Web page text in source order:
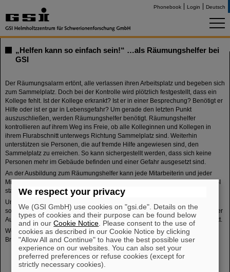
Phonebook Login Deutsch
„Helfen kann so einfach sein!“ …als Räumungshelfer bei
GSI
Der Räumungsalarm ertönt, alle verlassen ihren Arbeitsplatz und begeben sich
zum Sammelplatz. Doch bei der Kontrolle wird plötzlich festgestellt, dass ein
Kollege fehlt. Ist der Kollege erkrankt? Ist er in einer Besprechung? Benötigt er
Hilfe oder ist er gar in Lebensgefahr? Um gerade den letzten Punkt
auszuschließen, werden Räumungshelfer benötigt. Räumungshelfer
kontrollieren auf ihrem Weg ins Freie, ob alle Kolleginnen und Kollegen in
ihrem Flurabschnitt unterwegs Richtung Sammelplatz sind. Weiterhin
unterstützen sie Personen, die auf fremde Hilfe angewiesen sind, den
Sammelplatz zu erreichen. So kann sichergestellt werden, dass sich keine
Personen mehr im Gebäude befinden und einer Gefahr ausgesetzt sind.
An der Ausbildung zum Räumungshelfer kann jede Mitarbeiterin und jeder
Mitarbeiter teilnehmen, sie dauert zwei Stunden und findet hausintern bei GSI
statt.
Um die Fertigkeiten als Räumungshelfer auf dem aktuellen Stand zu halten,
soll alle zwei Jahre an einem Auffrischungskurs teilgenommen werden. Dieser
Auffrischungskurs dauert ebenfalls zwei Stunden und findet auch bei GSI statt.
Wenn Sie Räumungshelfer werden möchten, wenden Sie sich an die
Brandschutzbeauftragten unter
brandschutz(at)gsi.de
We respect your privacy
We (GSI GmbH) use cookies on "gsi.de". Details on the
types of cookies and their purpose can be found below
and in ourCookie Notice . Please consent to the use of
cookies as described in our Cookie Notice by clicking
"Allow All and Continue" to have the best possible user
experience on our websites. You can also set your
preferred preferences or refuse cookies (except for
strictly necessary cookies).